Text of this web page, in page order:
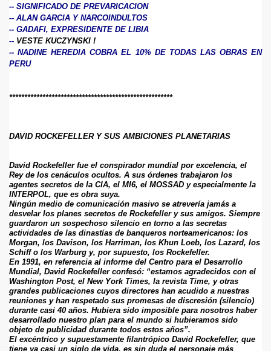
-- SIGNIFICADO DE PREVARICACION
-- ALAN GARCIA Y NARCOINDULTOS
-- GADAFI, EXPRESIDENTE DE LIBIA
-- VESTE KUCZYNSKI !
--NADINE HEREDIA COBRA EL 10% DE TODAS LAS OBRAS EN
PERU
******************************************************
DAVID ROCKEFELLER Y SUS AMBICIONES PLANETARIAS
David Rockefeller fue el conspirador mundial por excelencia, el
Rey de los cenáculos ocultos. A sus órdenes trabajaron los
agentes secretos de la CIA, el MI6, el MOSSAD y especialmente la
INTERPOL, que es obra suya.
Ningún medio de comunicación masivo se atrevería jamás a
desvelar los planes secretos de Rockefeller y sus amigos. Siempre
guardaron un sospechoso silencio en torno a las secretas
actividades de las dinastías de banqueros norteamericanos: los
Morgan, los Davison, los Harriman, los Khun Loeb, los Lazard, los
Schiff o los Warburg y, por supuesto, los Rockefeller.
En 1991, en referencia al informe del Centro para el Desarrollo
Mundial, David Rockefeller confesó: “estamos agradecidos con el
Washington Post, el New York Times, la revista Time, y otras
grandes publicaciones cuyos directores han acudido a nuestras
reuniones y han respetado sus promesas de discresión (silencio)
durante casi 40 años. Hubiera sido imposible para nosotros haber
desarrollado nuestro plan para el mundo si hubieramos sido
objeto de publicidad durante todos estos años”.
El excéntrico y supuestamente filantrópico David Rockefeller, que
tiene ya casi un siglo de vida, es sin duda el personaje más
A MENSAJES